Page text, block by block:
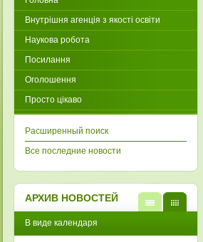
Внутрішня агенція з якості освіти
Наукова робота
Посилання
Оголошення
Просто цікаво
Расширенный поиск
Все последние новости
АРХИВ НОВОСТЕЙ
кален
списк
В виде календаря